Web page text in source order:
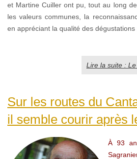
et Martine Cuiller ont pu, tout au long
les valeurs communes, la
en appréciant la qualité des dégustations
Lire la suite :
Sur les routes du
il semble courir après
À 93